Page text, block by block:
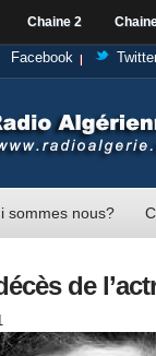
Chaine 2
Facebook
sommes nous?
de